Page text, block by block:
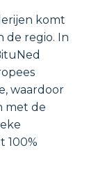
komt
de regio. In
waardoor
met de
100%